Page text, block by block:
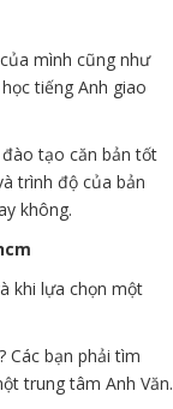
mình cũng như
tiếng Anh giao
tạo căn bản tốt
trình độ của bản
không.
khi lựa chọn một
Các bạn phải tìm
trung tâm Anh Văn.